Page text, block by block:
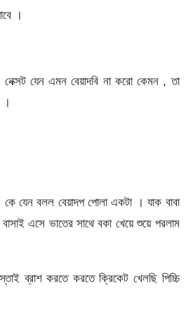
।
যেন এমন বেয়াদবি না করো কেমন , তা
।
যেন বলল বেয়াদপ পোলা একটা । যাক বাবা
এসে ভাতের সাথে বকা খেয়ে শুয়ে পরলাম
ব্রাশ করতে করতে ক্রিকেট খেলছি পিচ্চি